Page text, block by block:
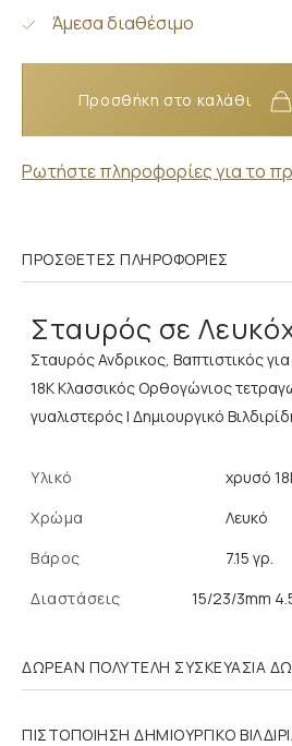
Άμεσα διαθέσιμο
Προσθήκη στο καλάθι
Ρωτήστε πληροφορίες για το
ΠΡΌΣΘΕΤΕΣ ΠΛΗΡΟΦΟΡΊΕΣ
Σταυρός σε
Σταυρός Ανδρικος, Βαπτιστικός
18K Κλασσικός Ορθογώνιος
γυαλιστερός | Δημιουργικό
Υλικό
χρυσό
Χρώμα
Λευκό
Βάρος
7.15 γρ.
Διαστάσεις
15/23/3mm
ΔΩΡΕΑΝ ΠΟΛΥΤΕΛΗ ΣΥΣΚΕΥΑΣΙΑ
ΠΙΣΤΟΠΟΙΗΣΗ ΔΗΜΙΟΥΡΓΙΚΟ